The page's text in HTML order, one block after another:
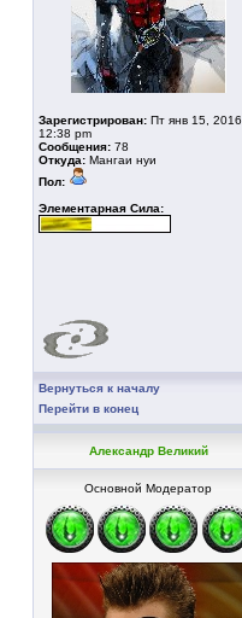
Зарегистрирован: Пт янв 15, 2016
12:38 pm
Сообщения: 78
Откуда: Мангаи нуи
Пол:
Элементарная Сила:
Вернуться к началу
Перейти в конец
Александр Великий
Основной Модератор